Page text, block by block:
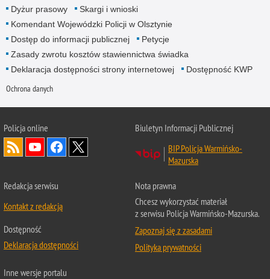
Dyżur prasowy
Skargi i wnioski
Komendant Wojewódzki Policji w Olsztynie
Dostęp do informacji publicznej
Petycje
Zasady zwrotu kosztów stawiennictwa świadka
Deklaracja dostępności strony internetowej
Dostępność KWP
Ochrona danych
Policja online
Biuletyn Informacji Publicznej
BIP Policja Warmińsko-
Mazurska
Redakcja serwisu
Kontakt z redakcją
Dostępność
Deklaracja dostępności
Nota prawna
Chcesz wykorzystać materiał
z serwisu Policja Warmińsko-Mazurska.
Zapoznaj się z zasadami
Polityka prywatności
Inne wersje portalu